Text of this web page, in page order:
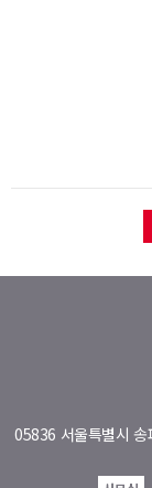
05836 서울특별시